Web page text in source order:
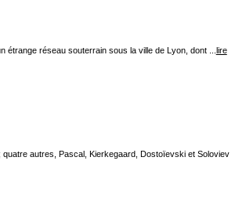
réseau souterrain sous la ville de Lyon, dont ... lire
autres, Pascal, Kierkegaard, Dostoïevski et Soloviev